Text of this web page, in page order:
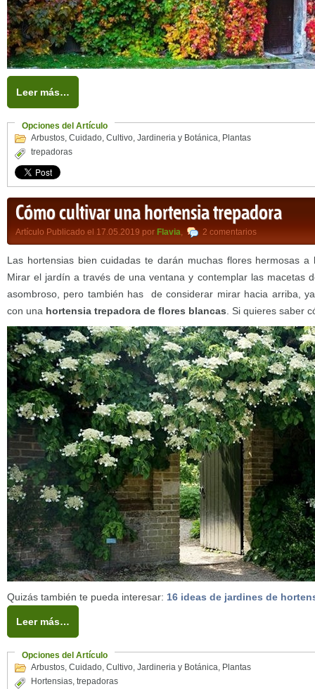
Leer más…
Opciones del Artículo
Arbustos, Cuidado, Cultivo, Jardineria y Botánica, Plantas
trepadoras
Cómo cultivar una hortensia trepadora
Artículo Publicado el 17.05.2019 por Flavia, 2 comentarios
Las hortensias bien cuidadas te darán muchas flores hermosas
Mirar el jardín a través de una ventana y contemplar las macetas
asombroso, pero también has de considerar mirar hacia arriba,
con una hortensia trepadora de flores blancas . Si quieres saber
Quizás también te pueda interesar: 16 ideas de jardines de
Leer más…
Opciones del Artículo
Arbustos, Cuidado, Cultivo, Jardineria y Botánica, Plantas
Hortensias, trepadoras